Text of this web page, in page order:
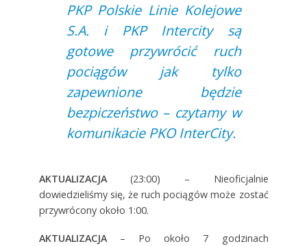
PKP Polskie Linie Kolejowe
S.A. i PKP Intercity są
gotowe przywrócić ruch
pociągów jak tylko
zapewnione będzie
bezpiczeństwo – czytamy w
komunikacie PKO InterCity.
AKTUALIZACJA(23:00) – Nieoficjalnie
dowiedzieliśmy się, że ruch pociągów może zostać
przywrócony około 1:00.
AKTUALIZACJA– Po około 7 godzinach